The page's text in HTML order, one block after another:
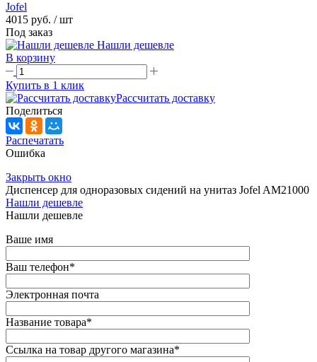
Jofel
4015 руб. / шт
Под заказ
Нашли дешевле
В корзину
Купить в 1 клик
Рассчитать доставку
Поделиться
Распечатать
Ошибка
Закрыть окно
Диспенсер для одноразовых сидений на унитаз Jofel AM21000
Нашли дешевле
Нашли дешевле
Ваше имя
Ваш телефон*
Электронная почта
Название товара*
Ссылка на товар другого магазина*